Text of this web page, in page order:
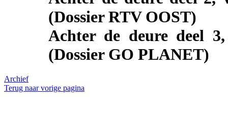
(Dossier RTV OOST)
Achter de deure deel
(Dossier GO PLANET)
Archief
Terug naar vorige pagina